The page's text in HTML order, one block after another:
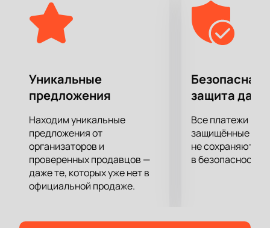
себя груз повседневных забот спектакль "Три кота:
с Новым годом!" поможет вам в этом. Вас ждет
полное погружение в сюжет, огромное
костюмов и музыкального сопровождения.
Приятного просмотра!
Уникальные
предложения
Находим уникальные
предложения от
организаторов и
проверенных продавцов —
даже те, которых уже нет в
официальной продаже.
Безопасная
защита
Все платежи
защищённые
не сохраняются
в безопасности.